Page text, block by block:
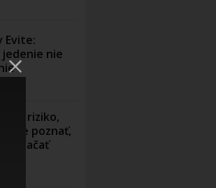
Evite:
jedenie nie
riziko,
poznať,
začať